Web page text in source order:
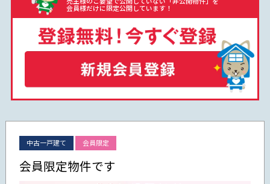
会員様だけに限定公開しています！
中古一戸建て 会員限定
会員限定物件です